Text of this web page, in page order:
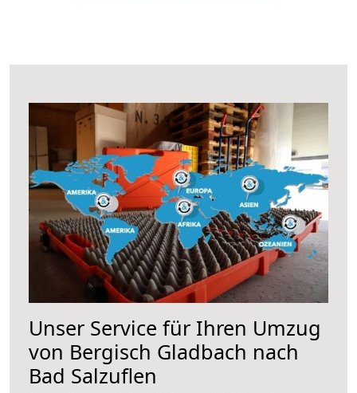
Unser Service für Ihren Umzug
von Bergisch Gladbach nach
Bad Salzuflen